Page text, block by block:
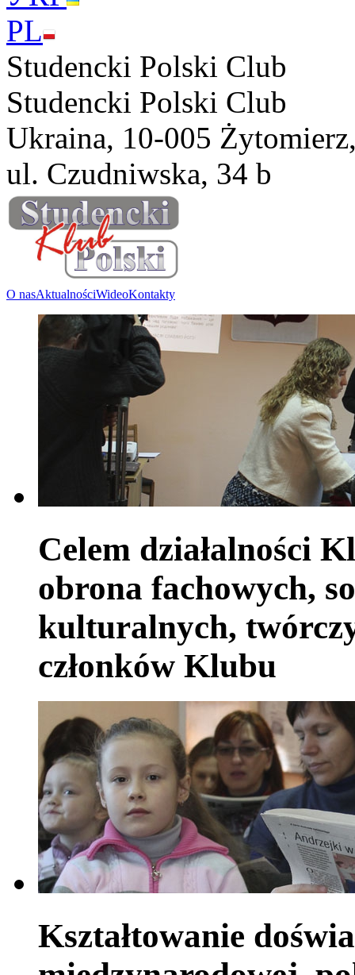
PL
Studencki Polski Club
Studencki Polski Club
Ukraina, 10-005
ul. Czudniwska, 34 b
O nasAktualnościWideoKontakty
Celem działalności
obrona fachowych,
kulturalnych,
członków Klubu
Kształtowanie